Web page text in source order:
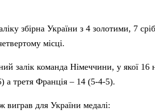
збірна України з 4 золотими, 7
місці.
залік команда Німеччини, у якої 16
а третя Франція – 14 (5-4-5).
виграв для України медалі: